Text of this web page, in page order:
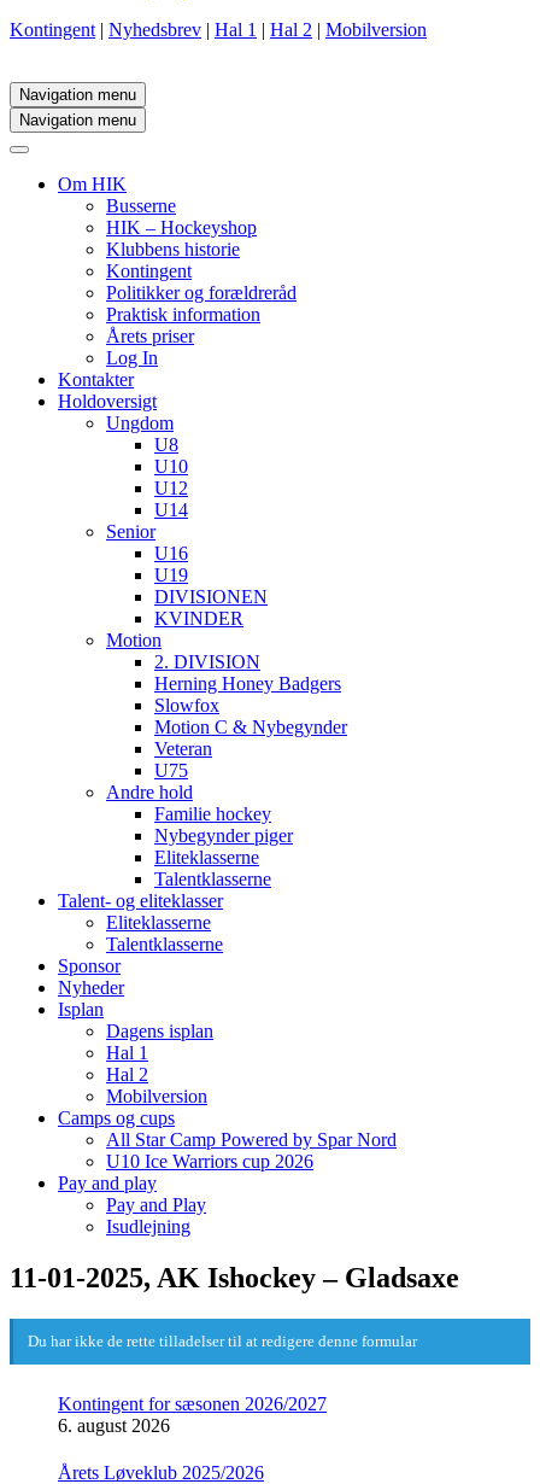
Kontingent | Nyhedsbrev | Hal 1 | Hal 2 | Mobilversion
Navigation menu
Navigation menu
Om HIK
Busserne
HIK – Hockeyshop
Klubbens historie
Kontingent
Politikker og forældreråd
Praktisk information
Årets priser
Log In
Kontakter
Holdoversigt
Ungdom
U8
U10
U12
U14
Senior
U16
U19
DIVISIONEN
KVINDER
Motion
2. DIVISION
Herning Honey Badgers
Slowfox
Motion C & Nybegynder
Veteran
U75
Andre hold
Familie hockey
Nybegynder piger
Eliteklasserne
Talentklasserne
Talent- og eliteklasser
Eliteklasserne
Talentklasserne
Sponsor
Nyheder
Isplan
Dagens isplan
Hal 1
Hal 2
Mobilversion
Camps og cups
All Star Camp Powered by Spar Nord
U10 Ice Warriors cup 2026
Pay and play
Pay and Play
Isudlejning
11-01-2025, AK Ishockey – Gladsaxe
Du har ikke de rette tilladelser til at redigere denne formular
Kontingent for sæsonen 2026/2027
6. august 2026
Årets Løveklub 2025/2026